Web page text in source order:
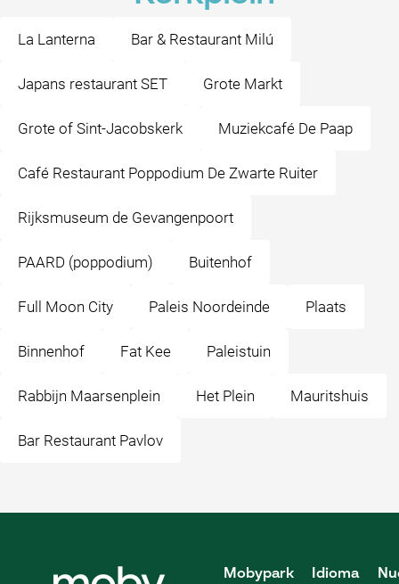
La Lanterna Bar & Restaurant Milú
Japans restaurant SET Grote Markt
Grote of Sint-Jacobskerk Muziekcafé De Paap
Café Restaurant Poppodium De Zwarte Ruiter
Rijksmuseum de Gevangenpoort
PAARD (poppodium) Buitenhof
Full Moon City Paleis Noordeinde Plaats
Binnenhof Fat Kee Paleistuin
Rabbijn Maarsenplein Het Plein Mauritshuis
Bar Restaurant Pavlov
Mobypark Idioma